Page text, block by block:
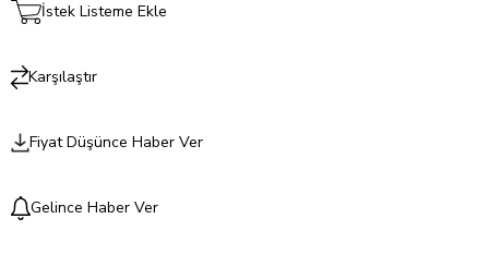
İstek Listeme Ekle
Karşılaştır
Fiyat Düşünce Haber Ver
Gelince Haber Ver